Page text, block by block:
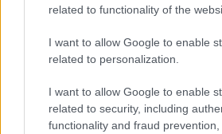
related to functionality of the
I want to allow Google to enable
related to personalization.
I want to allow Google to enable
related to security, including
functionality and fraud
Indul a diákok
erősítő Pénz7
Budapest-Pécs,
gyorsabb és